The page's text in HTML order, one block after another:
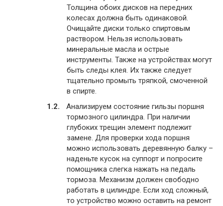
Толщина обоих дисков на передних
колесах должна быть одинаковой.
Очищайте диски только спиртовым
раствором. Нельзя использовать
минеральные масла и острые
инструменты. Также на устройствах могут
быть следы клея. Их также следует
тщательно промыть тряпкой, смоченной
в спирте.
Анализируем состояние гильзы поршня
тормозного цилиндра. При наличии
глубоких трещин элемент подлежит
замене. Для проверки хода поршня
можно использовать деревянную балку –
наденьте кусок на суппорт и попросите
помощника слегка нажать на педаль
тормоза. Механизм должен свободно
работать в цилиндре. Если ход сложный,
то устройство можно оставить на ремонт